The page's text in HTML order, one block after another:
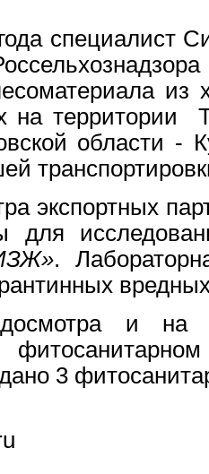
специалист
из
на территории
области -
экспортных
для
.
и на
3